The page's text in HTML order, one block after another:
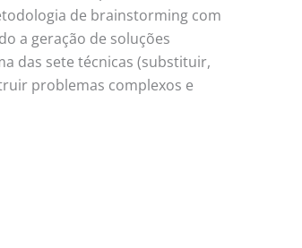
de brainstorming com
a geração de soluções
das sete técnicas (substituir,
problemas complexos e